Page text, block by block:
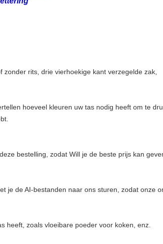
rits, drie vierhoekige kant verzegelde zak,
hoeveel kleuren uw tas nodig heeft om te
bestelling, zodat Will je de beste prijs kan
je de AI-bestanden naar ons sturen, zodat onze
heeft, zoals vloeibare poeder voor koken, enz.